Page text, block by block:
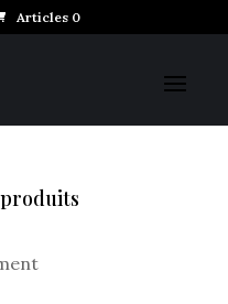
Articles 0